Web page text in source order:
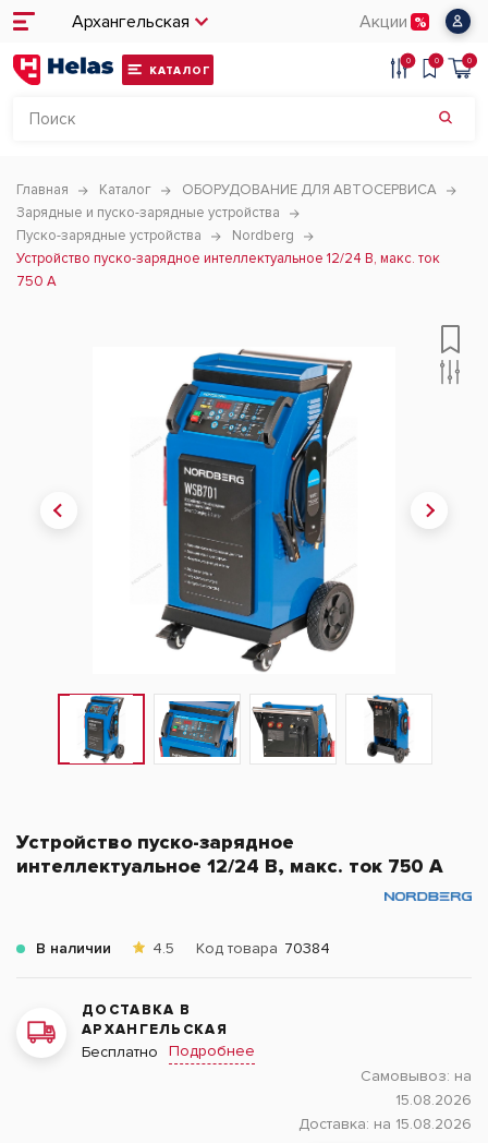
Архангельская Акции
КАТАЛОГ
0 0 0
Главная Каталог
ОБОРУДОВАНИЕ ДЛЯ АВТОСЕРВИСА
Зарядные и пуско-зарядные устройства
Пуско-зарядные устройства
Nordberg
Устройство пуско-зарядное интеллектуальное 12/24 В, макс. ток
750 A
Устройство пуско-зарядное
интеллектуальное 12/24 В, макс. ток 750 A
В наличии 4.5 Код товара 70384
ДОСТАВКА В
АРХАНГЕЛЬСКАЯ
Бесплатно
Подробнее
Самовывоз: на
15.08.2026
Доставка: на 15.08.2026